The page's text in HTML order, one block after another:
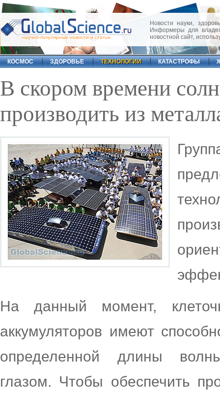
научно-популярные новости и статьи
Новости науки,
Информеры для
новостной сайт,
КОСМОС ЗДОРОВЬЕ ТЕХНОЛОГИИ КАТАСТРОФЫ
В скором времени
производить из
На данный момент,
аккумуляторов имеют
определенной длины
глазом. Чтобы обеспечить